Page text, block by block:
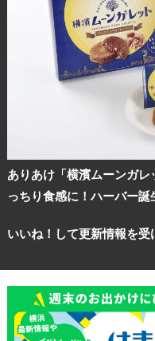
ありあけ「横濱ムーンガ
っちり食感に！ハーバー誕
いいね！して更新情報を受